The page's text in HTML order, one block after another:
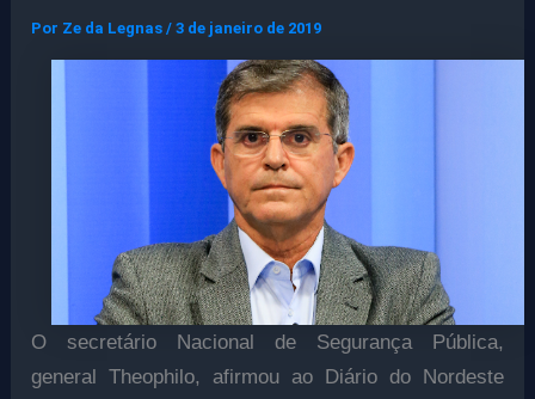
Por Ze da Legnas/3 de janeiro de 2019
O secretário Nacional de Segurança Pública,
general Theophilo, afirmou ao Diário do Nordeste